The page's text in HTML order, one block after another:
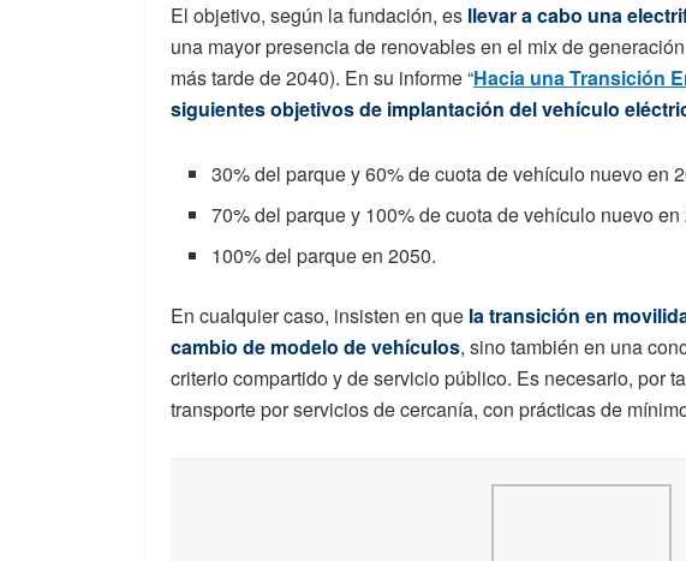
El objetivo, según la fundación, es llevar a cabo una
una mayor presencia de renovables en el mix de
más tarde de 2040). En su informe “Hacia una Transición
siguientes objetivos de implantación del vehículo
30% del parque y 60% de cuota de vehículo nuevo en
70% del parque y 100% de cuota de vehículo nuevo en
100% del parque en 2050.
En cualquier caso, insisten en que la transición en
cambio de modelo de vehículos, sino también en una
criterio compartido y de servicio público. Es necesario, por
transporte por servicios de cercanía, con prácticas de